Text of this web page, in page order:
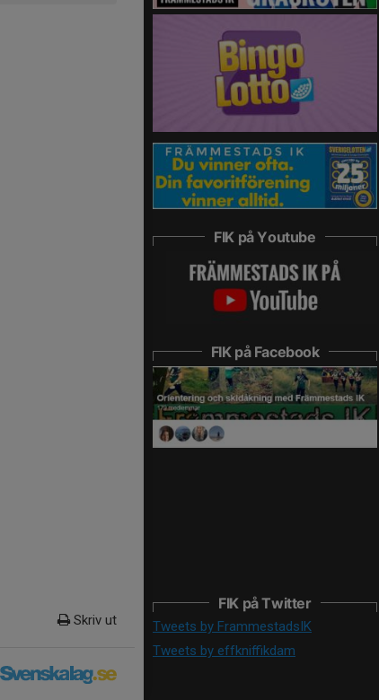
Skriv ut
FIK på Youtube
FIK på Facebook
FIK på Twitter
Tweets by FrammestadsIK
Tweets by effkniffikdam